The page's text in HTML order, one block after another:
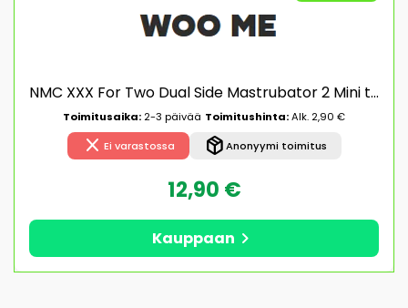
NMC XXX For Two Dual Side Mastrubator 2 Mini taskupillu
Toimitusaika: 2-3 päivää Toimitushinta:Alk. 2,90 €
close Ei varastossa package_2Anonyymi toimitus
12,90 €
Kauppaan chevron_right